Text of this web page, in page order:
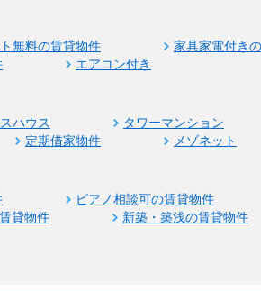
無料の賃貸物件
家具家電付き
エアコン付き
ハウス タワーマンション
定期借家物件 メゾネット
ピアノ相談可の賃貸物件
貸物件
新築・築浅の賃貸物件